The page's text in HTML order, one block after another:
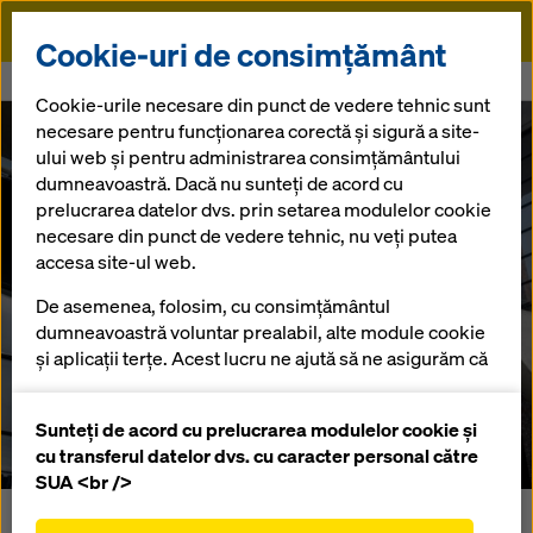
Doka
Acoperiș răsucit pentru Hafenmarkt Münster
Răsucire
perfectă
25.09.2024 |Romania
Estetica noului Hafenmarkt din Hansaviertel, Münster,
Cookie-uri de consimțământ
Cookie-urile necesare din punct de vedere tehnic sunt
necesare pentru funcționarea corectă și sigură a site-
ului web și pentru administrarea consimțământului
dumneavoastră. Dacă nu sunteți de acord cu
prelucrarea datelor dvs. prin setarea modulelor cookie
necesare din punct de vedere tehnic, nu veți putea
accesa site-ul web.
De asemenea, folosim, cu consimțământul
dumneavoastră voluntar prealabil, alte module cookie
și aplicații terțe. Acest lucru ne ajută să ne asigurăm că
îmbunătățirea continuă a funcționalității site-ului
nostru web (cookie-uri funcționale și statistice),
facilitarea unui proces de cumpărare fără
Sunteți de acord cu prelucrarea modulelor cookie și
cu transferul datelor dvs. cu caracter personal către
SUA <br />